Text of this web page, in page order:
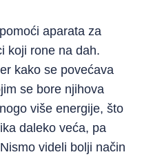
aparata za
koji rone na dah.
kako se povećava
se bore njihova
više energije, što
daleko veća, pa
videli bolji način